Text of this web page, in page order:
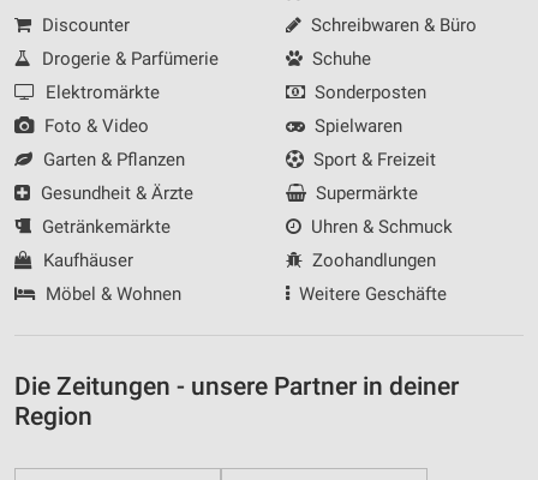
Discounter
Drogerie & Parfümerie
Elektromärkte
Foto & Video
Garten & Pflanzen
Gesundheit & Ärzte
Getränkemärkte
Kaufhäuser
Möbel & Wohnen
Schreibwaren & Büro
Schuhe
Sonderposten
Spielwaren
Sport & Freizeit
Supermärkte
Uhren & Schmuck
Zoohandlungen
Weitere Geschäfte
Die Zeitungen - unsere Partner in deiner
Region